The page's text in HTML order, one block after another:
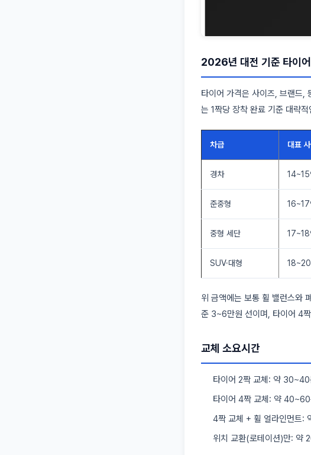
2026년 대전 기준 타이
타이어 가격은 사이즈, 브랜드,
는 1짝당 장착 완료 기준 대략
차급 대표
경차 14~15
준중형 16~17
중형 세단 17~18
SUV·대형 18~20
위 금액에는 보통 휠 밸런스와
준 3~6만원 선이며, 타이어 4
교체 소요시간
타이어 2짝 교체: 약
타이어 4짝 교체: 약
4짝 교체 + 휠 얼라인먼트:
위치 교환(로테이션)만: 약